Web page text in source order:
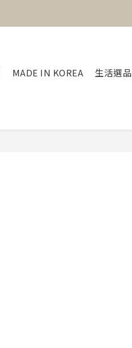
MADE IN KOREA 生活選品